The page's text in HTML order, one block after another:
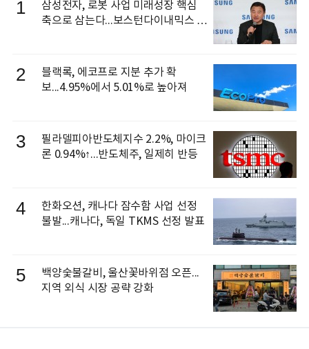
1
삼성전자, 로봇 사업 미래성장 핵심
축으로 삼는다...보스턴다이내믹스 출
2
블랙록, 에코프로 지분 추가 확
보...4.95%에서 5.01%로 높아져
3
필라델피아반도체지수 2.2%, 마이크
론 0.94%↑...반도체주, 일제히 반등
4
한화오션, 캐나다 잠수함 사업 선정
불발...캐나다, 독일 TKMS 선정 발표
5
백양숯불갈비, 울산꽃바위점 오픈...
지역 외식 시장 공략 강화